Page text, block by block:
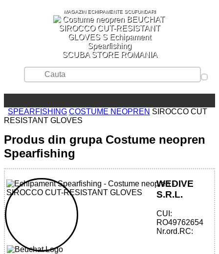
MAGAZIN ECHIPAMENTE SCUFUNDARI
SCUBA STORE ROMANIA
SPEARFISHING COSTUME NEOPREN SIROCCO CUT
RESISTANT GLOVES
Produs din grupa Costume neopren
Spearfishing
32785521526 - SIROCCO CUT-
RESISTANT GLOVES
WEDIVE
S.R.L.
CUI:
RO49762654
Nr.ord.RC: